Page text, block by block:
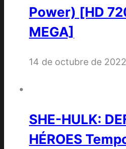
Power) [HD
MEGA]
14 de octubre de 2022
SHE-HULK:
HÉROES